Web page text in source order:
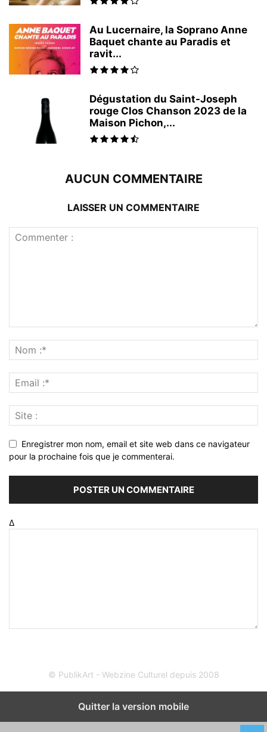
Au Lucernaire, la Soprano Anne
Baquet chante au Paradis et
ravit...
Dégustation du Saint-Joseph
rouge Clos Chanson 2023 de la
Maison Pichon,...
AUCUN COMMENTAIRE
LAISSER UN COMMENTAIRE
Enregistrer mon nom, email et site web dans ce navigateur
pour la prochaine fois que je commenterai.
Δ
© PublikArt - Webzine Culturel depuis 2008
Quitter la version mobile